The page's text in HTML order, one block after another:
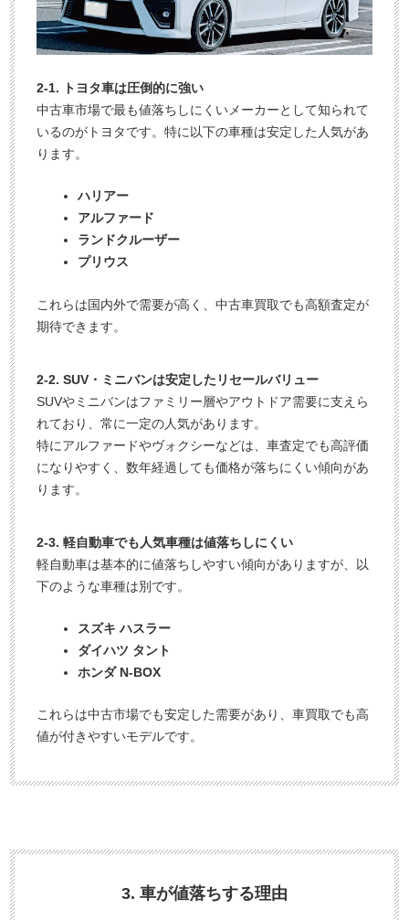
2-1. トヨタ車は圧倒的に強い
中古車市場で最も値落ちしにくいメーカーとして知られて
いるのがトヨタです。特に以下の車種は安定した人気があ
ります。
ハリアー
アルファード
ランドクルーザー
プリウス
これらは国内外で需要が高く、中古車買取でも高額査定が
期待できます。
2-2. SUV・ミニバンは安定したリセールバリュー
SUVやミニバンはファミリー層やアウトドア需要に支えら
れており、常に一定の人気があります。
特にアルファードやヴォクシーなどは、車査定でも高評価
になりやすく、数年経過しても価格が落ちにくい傾向があ
ります。
2-3. 軽自動車でも人気車種は値落ちしにくい
軽自動車は基本的に値落ちしやすい傾向がありますが、以
下のような車種は別です。
スズキ ハスラー
ダイハツ タント
ホンダ N-BOX
これらは中古市場でも安定した需要があり、車買取でも高
値が付きやすいモデルです。
3. 車が値落ちする理由